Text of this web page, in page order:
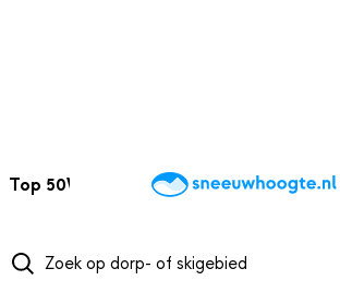
Top 50Webcams WintersportweerKaarten